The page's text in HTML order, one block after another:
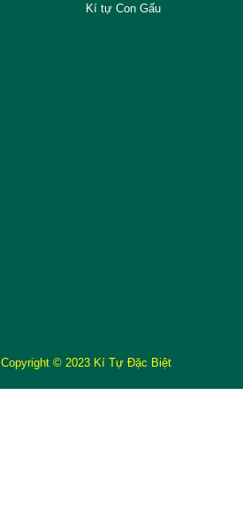
Kí tự Con Gấu
Copyright © 2023 Kí Tự Đặc Biệt